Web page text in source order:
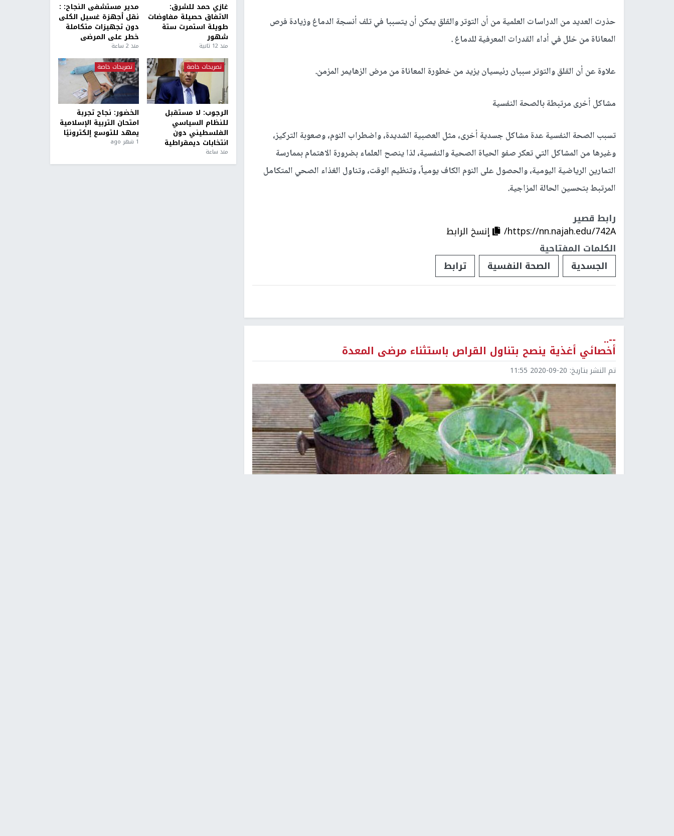
حذرت العديد من الدراسات العلمية من أن التوتر والقلق يمكن أن يتسببا في تلف أنسجة الدماغ وزيادة فرص
المعاناة من خلل في أداء القدرات المعرفية للدماغ .
علاوة عن أن القلق والتوتر سببان رئيسيان يزيد من خطورة المعاناة من مرض الزهايمر المزمن.
مشاكل أخرى مرتبطة بالصحة النفسية
تسبب الصحة النفسية عدة مشاكل جسدية أخرى، مثل العصبية الشديدة، واضطراب النوم، وصعوبة التركيز،
وغيرها من المشاكل التي تعكر صفو الحياة الصحية والنفسية، لذا ينصح العلماء بضرورة الاهتمام بممارسة
التمارين الرياضية اليومية، والحصول على النوم الكاف يومياً، وتنظيم الوقت، وتناول الغذاء الصحي المتكامل
المرتبط بتحسين الحالة المزاجية.
رابط قصير
https://nn.najah.edu/742A/
إنسخ الرابط
الكلمات المفتاحية
الجسدية
الصحة النفسية ترابط
--..
أخصائي أغذية ينصح بتناول القراص باستثناء مرضى المعدة
تم النشر بتاريخ: 2020-09-20 11:55
غازي حمد للشرق:
الاتفاق حصيلة مفاوضات
طويلة استمرت ستة
شهور
منذ 12 ثانية
مدير مستشفى النجاح: :
نقل أجهزة غسيل الكلى
دون تجهيزات متكاملة
خطر على المرضى
منذ 2 ساعة
تصريحات خاصة
الرجوب: لا مستقبل
للنظام السياسي
الفلسطيني دون
انتخابات ديمقراطية
منذ ساعة
تصريحات خاصة
الخضور: نجاح تجربة
امتحان التربية الإسلامية
يمهد للتوسع إلكترونيًا
1 شهر ago